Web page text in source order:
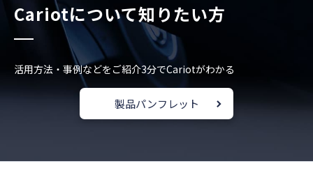
Cariotについて知りたい方
活用方法・事例などをご紹介3分でCariotがわかる
製品パンフレット